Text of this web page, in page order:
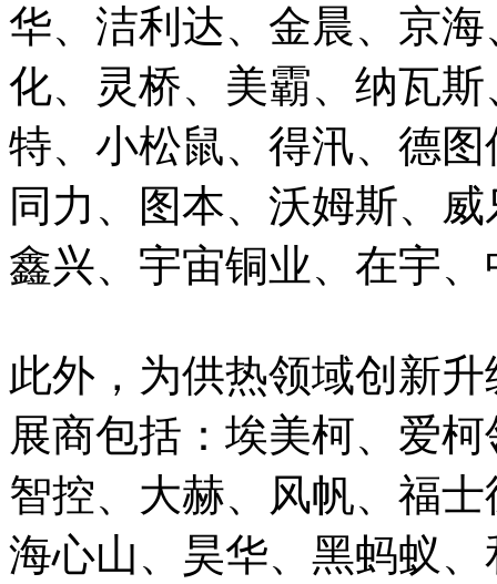
华、洁利达、金晨、京
化、灵桥、美霸、纳瓦
特、小松鼠、得汛、德
同力、图本、沃姆斯、
鑫兴、宇宙铜业、在宇
此外，为供热领域创新
展商包括：埃美柯、爱
智控、大赫、风帆、福
海心山、昊华、黑蚂蚁